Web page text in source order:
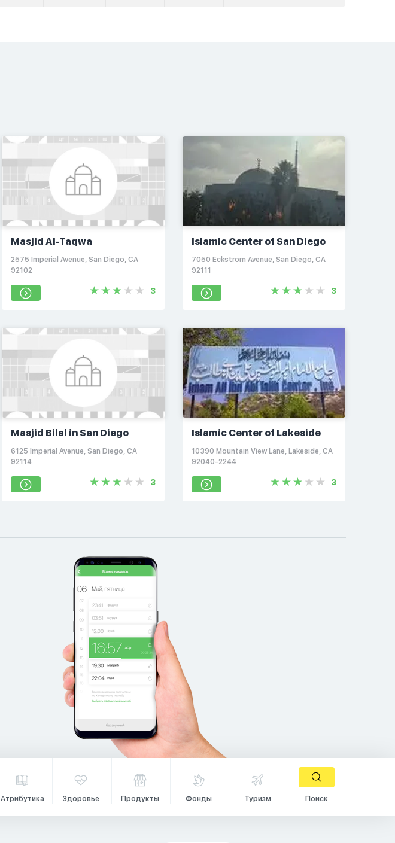
Masjid Al-Taqwa
2575 Imperial Avenue, San Diego, CA
92102
3
Islamic Center of San Diego
7050 Eckstrom Avenue, San Diego, CA
92111
3
Masjid Bilal in San Diego
6125 Imperial Avenue, San Diego, CA
92114
3
Islamic Center of Lakeside
10390 Mountain View Lane, Lakeside, CA
92040-2244
3
Атрибутика Здоровье Продукты Фонды Туризм Поиск